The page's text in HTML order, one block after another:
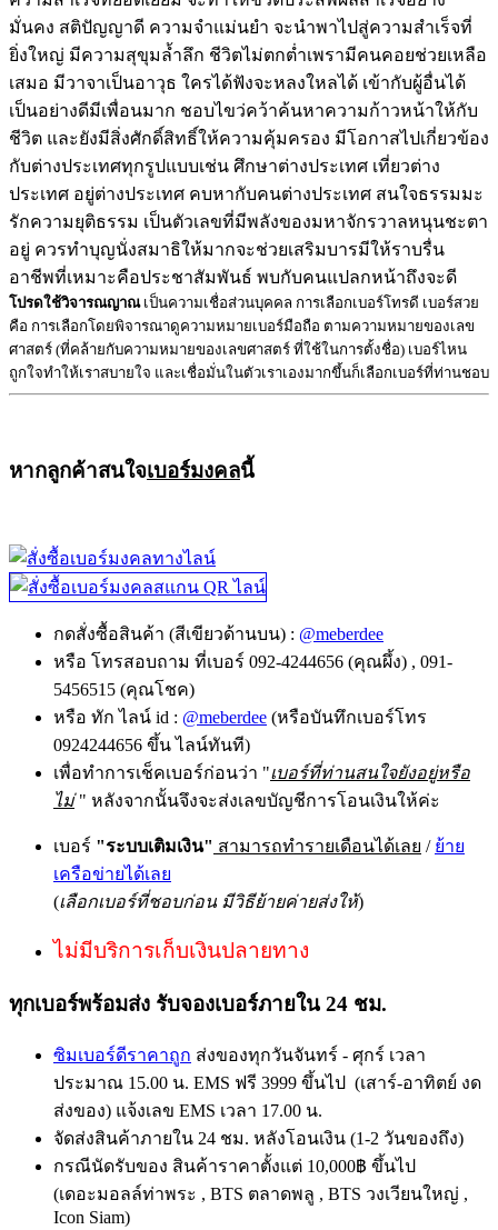
มั่นคง สติปัญญาดี ความจำแม่นยำ จะนำพาไปสู่ความสำเร็จที่
ยิ่งใหญ่ มีความสุขุมล้ำลึก ชีวิตไม่ตกต่ำเพรามีคนคอยช่วยเหลือ
เสมอ มีวาจาเป็นอาวุธ ใครได้ฟังจะหลงใหลได้ เข้ากับผู้อื่นได้
เป็นอย่างดีมีเพื่อนมาก ชอบไขว่คว้าค้นหาความก้าวหน้าให้กับ
ชีวิต และยังมีสิ่งศักดิ์สิทธิ์ให้ความคุ้มครอง มีโอกาสไปเกี่ยวข้อง
กับต่างประเทศทุกรูปแบบเช่น ศึกษาต่างประเทศ เที่ยวต่าง
ประเทศ อยู่ต่างประเทศ คบหากับคนต่างประเทศ สนใจธรรมมะ
รักความยุติธรรม เป็นตัวเลขที่มีพลังของมหาจักรวาลหนุนชะตา
อยู่ ควรทำบุญนั่งสมาธิให้มากจะช่วยเสริมบารมีให้ราบรื่น
อาชีพที่เหมาะคือประชาสัมพันธ์ พบกับคนแปลกหน้าถึงจะดี
โปรดใช้วิจารณญาณเป็นความเชื่อส่วนบุคคล การเลือกเบอร์โทรดี เบอร์สวย
คือ การเลือกโดยพิจารณาดูความหมายเบอร์มือถือ ตามความหมายของเลข
ศาสตร์ (ที่คล้ายกับความหมายของเลขศาสตร์ ที่ใช้ในการตั้งชื่อ) เบอร์ไหน
ถูกใจทำให้เราสบายใจ และเชื่อมั่นในตัวเราเองมากขึ้นก็เลือกเบอร์ที่ท่านชอบ
หากลูกค้าสนใจเบอร์มงคลนี้
กดสั่งซื้อสินค้า (สีเขียวด้านบน) : @meberdee
หรือ โทรสอบถาม ที่เบอร์ 092-4244656 (คุณผึ้ง) , 091-
5456515 (คุณโชค)
หรือ ทัก ไลน์ id : @meberdee (หรือบันทึกเบอร์โทร
0924244656 ขึ้น ไลน์ทันที)
เพื่อทำการเช็คเบอร์ก่อนว่า "เบอร์ที่ท่านสนใจยังอยู่หรือ
ไม่" หลังจากนั้นจึงจะส่งเลขบัญชีการโอนเงินให้ค่ะ
เบอร์ "ระบบเติมเงิน" สามารถทำรายเดือนได้เลย / ย้าย
เครือข่ายได้เลย
(เลือกเบอร์ที่ชอบก่อน มีวิธีย้ายค่ายส่งให้)
ไม่มีบริการเก็บเงินปลายทาง
ทุกเบอร์พร้อมส่ง รับจองเบอร์ภายใน 24 ชม.
ซิมเบอร์ดีราคาถูก ส่งของทุกวันจันทร์ - ศุกร์ เวลา
ประมาณ 15.00 น. EMS ฟรี 3999 ขึ้นไป (เสาร์-อาทิตย์ งด
ส่งของ) แจ้งเลข EMS เวลา 17.00 น.
จัดส่งสินค้าภายใน 24 ชม. หลังโอนเงิน (1-2 วันของถึง)
กรณีนัดรับของ สินค้าราคาตั้งแต่ 10,000฿ ขึ้นไป
(เดอะมอลล์ท่าพระ , BTS ตลาดพลู , BTS วงเวียนใหญ่ ,
Icon Siam)